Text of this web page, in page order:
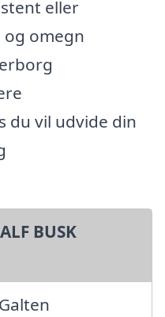
eller
omegn
du vil udvide din
BUSK